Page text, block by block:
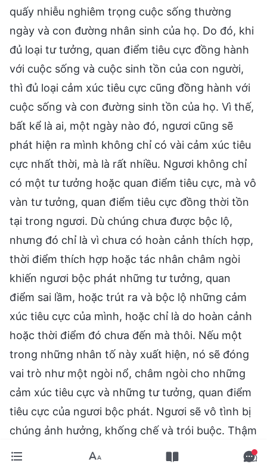
quấy nhiễu nghiêm trọng cuộc sống thường
ngày và con đường nhân sinh của họ. Do đó, khi
đủ loại tư tưởng, quan điểm tiêu cực đồng hành
với cuộc sống và cuộc sinh tồn của con người,
thì đủ loại cảm xúc tiêu cực cũng đồng hành với
cuộc sống và con đường sinh tồn của họ. Vì thế,
bất kể là ai, một ngày nào đó, ngươi cũng sẽ
phát hiện ra mình không chỉ có vài cảm xúc tiêu
cực nhất thời, mà là rất nhiều. Ngươi không chỉ
có một tư tưởng hoặc quan điểm tiêu cực, mà vô
vàn tư tưởng, quan điểm tiêu cực đồng thời tồn
tại trong ngươi. Dù chúng chưa được bộc lộ,
nhưng đó chỉ là vì chưa có hoàn cảnh thích hợp,
thời điểm thích hợp hoặc tác nhân châm ngòi
khiến ngươi bộc phát những tư tưởng, quan
điểm sai lầm, hoặc trút ra và bộc lộ những cảm
xúc tiêu cực của mình, hoặc chỉ là do hoàn cảnh
hoặc thời điểm đó chưa đến mà thôi. Nếu một
trong những nhân tố này xuất hiện, nó sẽ đóng
vai trò như một ngòi nổ, châm ngòi cho những
cảm xúc tiêu cực và những tư tưởng, quan điểm
tiêu cực của ngươi bộc phát. Ngươi sẽ vô tình bị
chúng ảnh hưởng, khống chế và trói buộc. Thậm
chí chúng có thể trở thành trở ngại đối với ngươi